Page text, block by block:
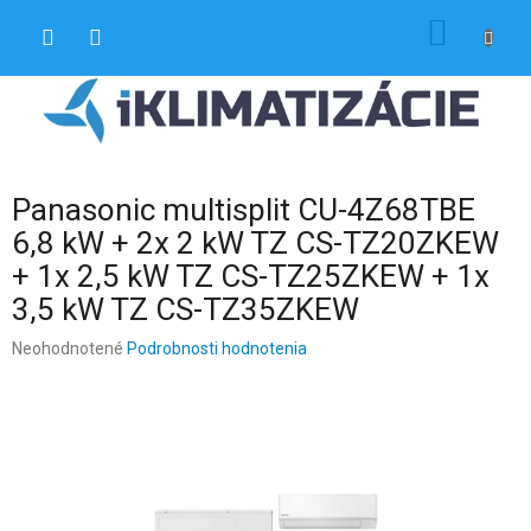
Panasonic multisplit CU-4Z68TBE
6,8 kW + 2x 2 kW TZ CS-TZ20ZKEW
+ 1x 2,5 kW TZ CS-TZ25ZKEW + 1x
3,5 kW TZ CS-TZ35ZKEW
Priemerné
Neohodnotené Podrobnosti hodnotenia